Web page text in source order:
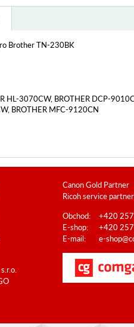
Brother TN-230BK
HL-3070CW, BROTHER DCP-
BROTHER MFC-9120CN
Canon Gold Partner
Ricoh service partner
Obchod:
+420
E-shop:
+420
E-mail:
e-